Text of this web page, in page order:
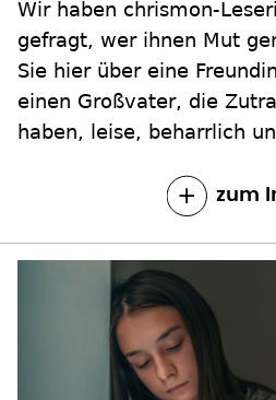
Wir haben chrismon-
gefragt, wer ihnen Mut
Sie hier über eine
einen Großvater, die
haben, leise, beharrlich
zum